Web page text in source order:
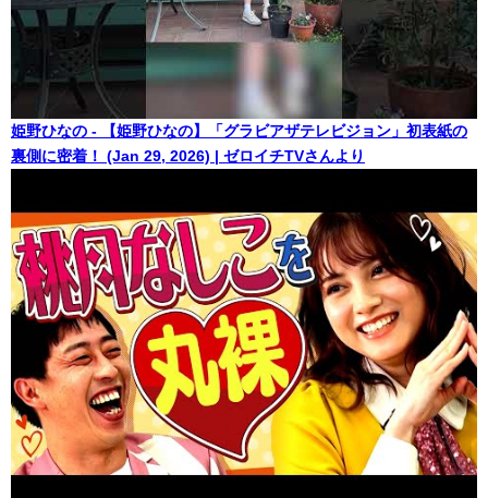
姫野ひなの - 【姫野ひなの】「グラビアザテレビジョン」初表紙の
裏側に密着！ (Jan 29, 2026) | ゼロイチTVさんより